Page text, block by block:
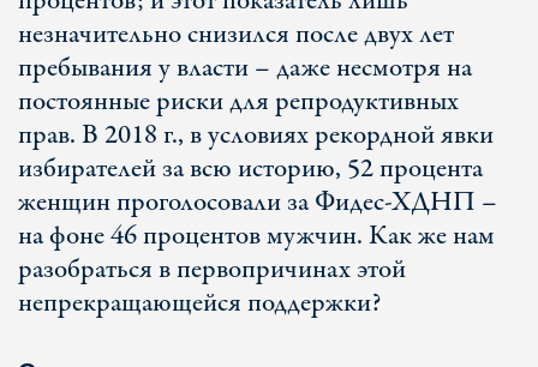
незначительно снизился после двух лет
пребывания у власти – даже несмотря на
постоянные риски для репродуктивных
прав. В 2018 г., в условиях рекордной явки
избирателей за всю историю, 52 процента
женщин проголосовали за Фидес-ХДНП –
на фоне 46 процентов мужчин. Как же нам
разобраться в первопричинах этой
непрекращающейся поддержки?